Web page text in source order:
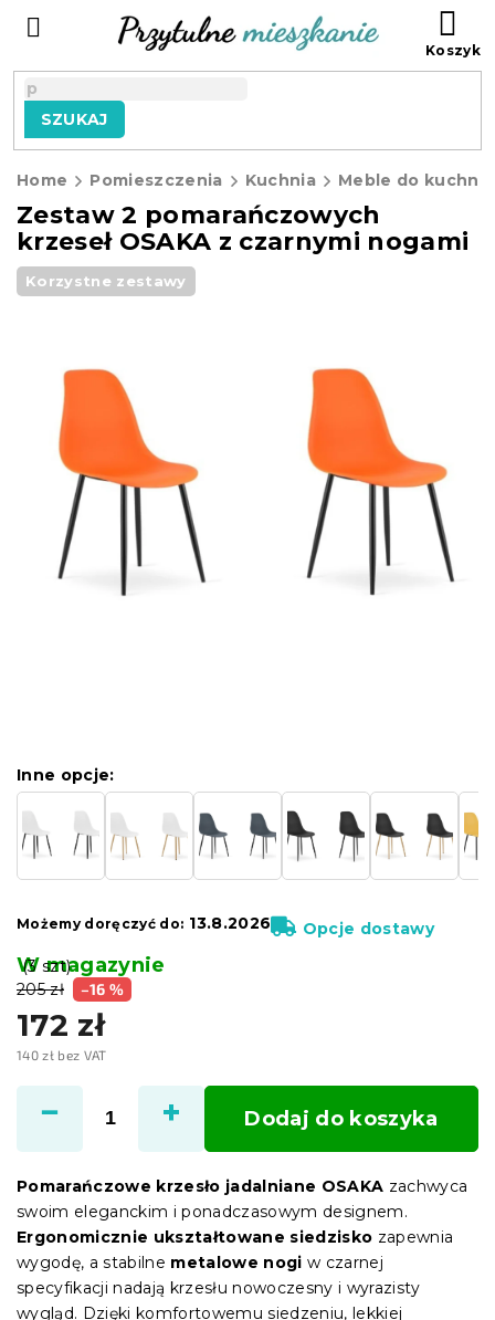
SZUKAJ
Home Pomieszczenia Kuchnia Meble do kuchni
Zestaw 2 pomarańczowych
krzeseł OSAKA z czarnymi nogami
Korzystne zestawy
205 zł –16 %
172 zł
140 zł bez VAT
jednostkowa:
W magazynie
(3 szt)
Inne opcje:
Możemy doręczyć do: 13.8.2026 Opcje dostawy
Dodaj do koszyka
Pomarańczowe krzesło jadalniane OSAKA zachwyca
swoim eleganckim i ponadczasowym designem.
Ergonomicznie ukształtowane siedzisko zapewnia
wygodę, a stabilne metalowe nogi w czarnej
specyfikacji nadają krzesłu nowoczesny i wyrazisty
wygląd. Dzięki komfortowemu siedzeniu, lekkiej